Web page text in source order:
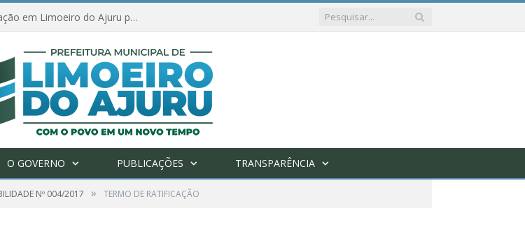
Amanhã começa nova etapa de vacinação em Limoeiro do Ajuru para idosos com 65 ou mais
O GOVERNO PUBLICAÇÕES TRANSPARÊNCIA
Nº 004/2017 » TERMO DE RATIFICAÇÃO